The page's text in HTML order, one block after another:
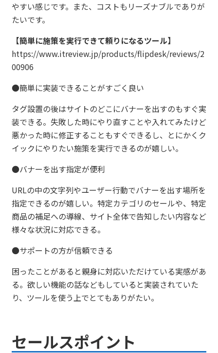
やすい感じです。また、コストもリーズナブルでありが
たいです。
【簡単に施策を実行できて頼りになるツール】
https://www.itreview.jp/products/flipdesk/reviews/2
00906
●簡単に実装できることがすごく良い
タグ設置の後はサイトのどこにバナーを出すのもすぐ実
装できる。失敗した時にやり直すことや入れてみたけど
悪かった時に修正することもすぐできるし、とにかくク
イックにやりたい施策を実行できるのが嬉しい。
●バナーを出す指定が便利
URLの中の文字列やユーザー行動でバナーを出す場所を
指定できるのが嬉しい。特定カテゴリのセールや、特定
商品の補足への導線、サイト全体で告知したい内容など
様々な状況に対応できる。
●サポートの方が信頼できる
困ったことがあると親身に対応いただけている実感があ
る。欲しい機能の話などもしていると実装されていた
り、ツールを使う上でとてもありがたい。
セールスポイント